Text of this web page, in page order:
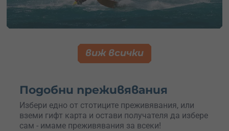
виж всички
Подобни преживявания
Избери едно от стотиците преживявания, или
вземи гифт карта и остави получателя да избере
сам - имаме преживявания за всеки!